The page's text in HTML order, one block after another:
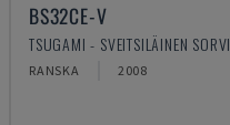
BS32CE-V
TSUGAMI - SVEITSILÄINEN SORVI
RANSKA 2008